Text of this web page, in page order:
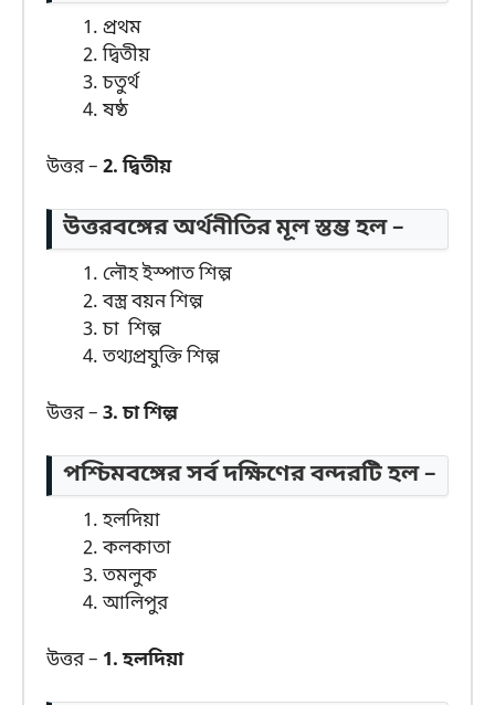
প্রথম
দ্বিতীয়
চতুর্থ
ষষ্ঠ
উত্তর – 2. দ্বিতীয়
উত্তরবঙ্গের অর্থনীতির মূল স্তম্ভ হল –
লৌহ ইস্পাত শিল্প
বস্ত্র বয়ন শিল্প
চা শিল্প
তথ্যপ্রযুক্তি শিল্প
উত্তর – 3. চা শিল্প
পশ্চিমবঙ্গের সর্ব দক্ষিণের বন্দরটি হল –
হলদিয়া
কলকাতা
তমলুক
আলিপুর
উত্তর – 1. হলদিয়া